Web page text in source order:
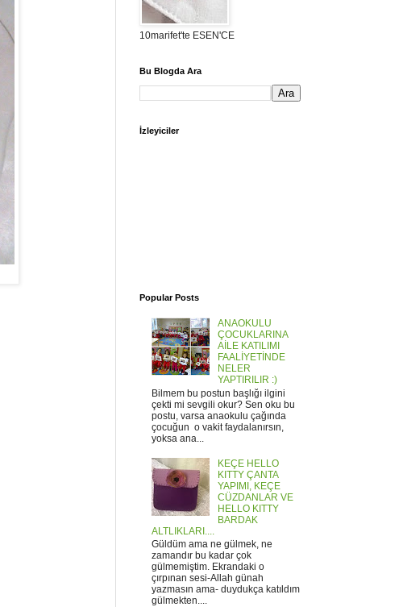
10marifet'te ESEN'CE
Bu Blogda Ara
İzleyiciler
Popular Posts
ANAOKULU
ÇOCUKLARINA
AİLE KATILIMI
FAALİYETİNDE
NELER
YAPTIRILIR :)
Bilmem bu postun başlığı ilgini
çekti mi sevgili okur? Sen oku bu
postu, varsa anaokulu çağında
çocuğun o vakit faydalanırsın,
yoksa ana...
KEÇE HELLO
KITTY ÇANTA
YAPIMI, KEÇE
CÜZDANLAR VE
HELLO KITTY
BARDAK
ALTLIKLARI....
Güldüm ama ne gülmek, ne
zamandır bu kadar çok
gülmemiştim. Ekrandaki o
çırpınan sesi-Allah günah
yazmasın ama- duydukça katıldım
gülmekten....